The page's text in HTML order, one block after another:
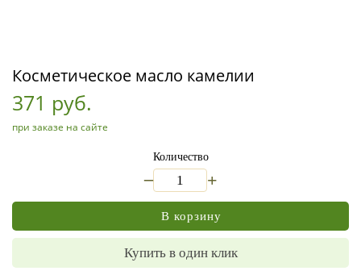
Косметическое масло камелии
371 руб.
при заказе на сайте
Количество
+
В корзину
Купить в один клик